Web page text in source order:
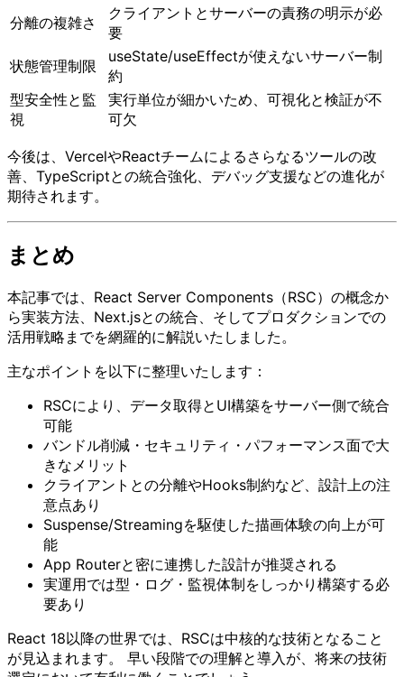
分離の複雑さ
クライアントとサーバーの責務の明示が必
要
状態管理制限
useState/useEffectが使えないサーバー制
約
型安全性と監
視
実行単位が細かいため、可視化と検証が不
可欠
今後は、VercelやReactチームによるさらなるツールの改
善、TypeScriptとの統合強化、デバッグ支援などの進化が
期待されます。
まとめ
本記事では、React Server Components（RSC）の概念か
ら実装方法、Next.jsとの統合、そしてプロダクションでの
活用戦略までを網羅的に解説いたしました。
主なポイントを以下に整理いたします：
RSCにより、データ取得とUI構築をサーバー側で統合
可能
バンドル削減・セキュリティ・パフォーマンス面で大
きなメリット
クライアントとの分離やHooks制約など、設計上の注
意点あり
Suspense/Streamingを駆使した描画体験の向上が可
能
App Routerと密に連携した設計が推奨される
実運用では型・ログ・監視体制をしっかり構築する必
要あり
React 18以降の世界では、RSCは中核的な技術となること
が見込まれます。 早い段階での理解と導入が、将来の技術